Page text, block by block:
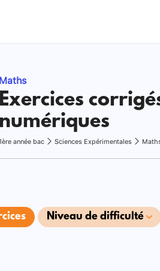
Maths
Exercices
numériques
année bac Sciences Expérimentales
Niveau de difficulté